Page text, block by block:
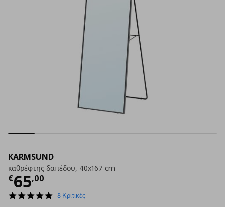
KARMSUND
καθρέφτης δαπέδου, 40x167 cm
€65,00
Τρέχουσα τιμή
4.9
8 Κριτικές